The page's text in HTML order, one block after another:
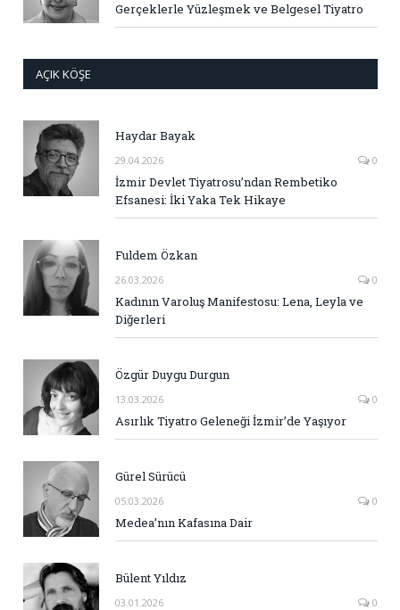
Gerçeklerle Yüzleşmek ve Belgesel Tiyatro
AÇIK KÖŞE
Haydar Bayak
29.04.2026 0
İzmir Devlet Tiyatrosu’ndan Rembetiko
Efsanesi: İki Yaka Tek Hikaye
Fuldem Özkan
26.03.2026 0
Kadının Varoluş Manifestosu: Lena, Leyla ve
Diğerleri
Özgür Duygu Durgun
13.03.2026 0
Asırlık Tiyatro Geleneği İzmir’de Yaşıyor
Gürel Sürücü
05.03.2026 0
Medea’nın Kafasına Dair
Bülent Yıldız
03.01.2026 0